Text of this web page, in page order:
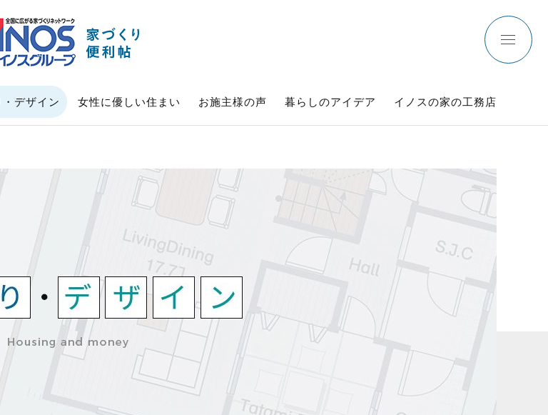
デザイン 女性に優しい住まい お施主様の声 暮らしのアイデア イノスの家の工務店